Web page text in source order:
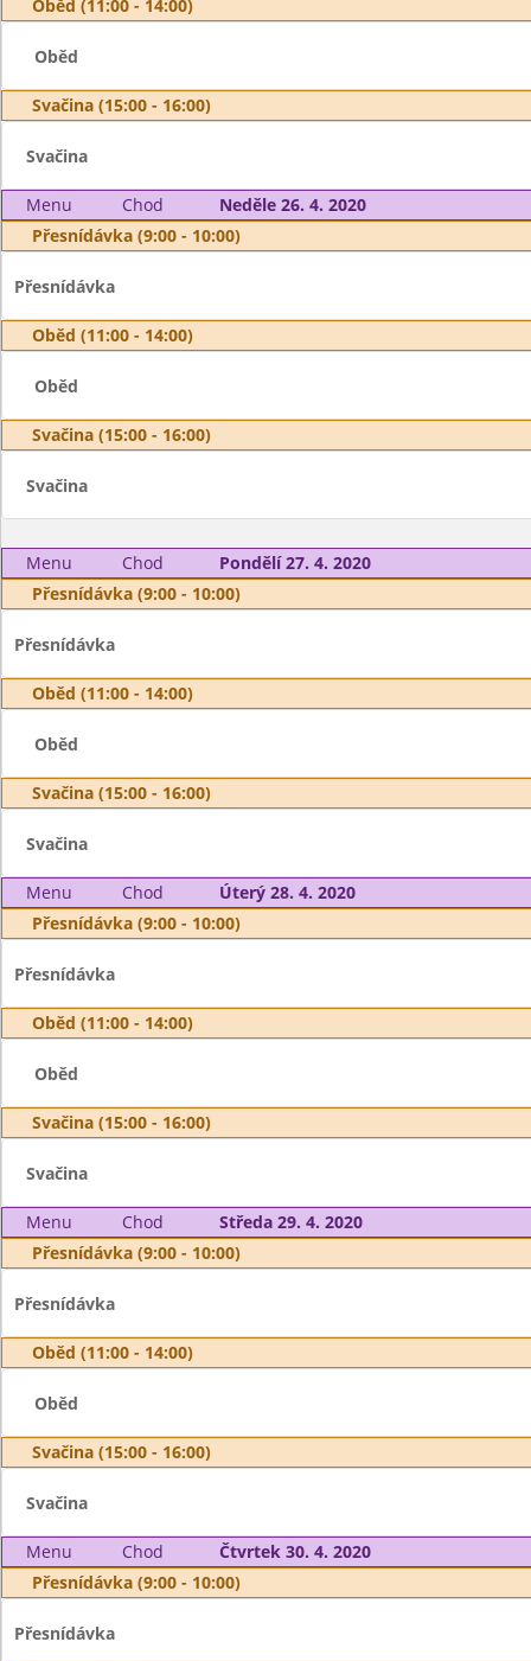
Oběd (11:00 - 14:00)
Oběd
Svačina (15:00 - 16:00)
Svačina
Menu Chod
Neděle 26. 4. 2020
Přesnídávka (9:00 - 10:00)
Přesnídávka
Oběd (11:00 - 14:00)
Oběd
Svačina (15:00 - 16:00)
Svačina
Menu Chod
Pondělí 27. 4. 2020
Přesnídávka (9:00 - 10:00)
Přesnídávka
Oběd (11:00 - 14:00)
Oběd
Svačina (15:00 - 16:00)
Svačina
Menu Chod
Úterý 28. 4. 2020
Přesnídávka (9:00 - 10:00)
Přesnídávka
Oběd (11:00 - 14:00)
Oběd
Svačina (15:00 - 16:00)
Svačina
Menu Chod
Středa 29. 4. 2020
Přesnídávka (9:00 - 10:00)
Přesnídávka
Oběd (11:00 - 14:00)
Oběd
Svačina (15:00 - 16:00)
Svačina
Menu Chod
Čtvrtek 30. 4. 2020
Přesnídávka (9:00 - 10:00)
Přesnídávka